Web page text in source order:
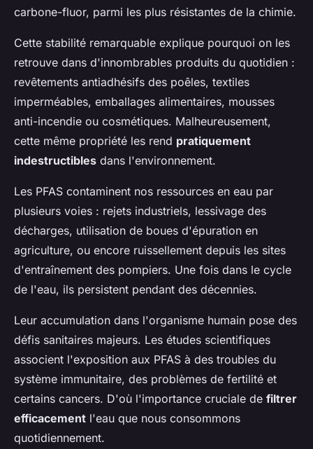
carbone-fluor, parmi les plus résistantes de la chimie.
Cette stabilité remarquable explique pourquoi on les
retrouve dans d'innombrables produits du quotidien :
revêtements antiadhésifs des poêles, textiles
imperméables, emballages alimentaires, mousses
anti-incendie ou cosmétiques. Malheureusement,
cette même propriété les rend pratiquement
indestructibles dans l'environnement.
Les PFAS contaminent nos ressources en eau par
plusieurs voies : rejets industriels, lessivage des
décharges, utilisation de boues d'épuration en
agriculture, ou encore ruissellement depuis les sites
d'entraînement des pompiers. Une fois dans le cycle
de l'eau, ils persistent pendant des décennies.
Leur accumulation dans l'organisme humain pose des
défis sanitaires majeurs. Les études scientifiques
associent l'exposition aux PFAS à des troubles du
système immunitaire, des problèmes de fertilité et
certains cancers. D'où l'importance cruciale de filtrer
efficacement l'eau que nous consommons
quotidiennement.